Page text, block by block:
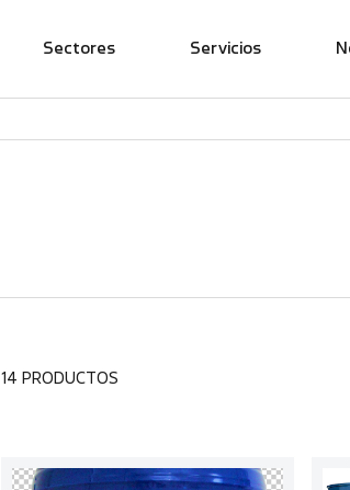
Sectores Servicios
14 PRODUCTOS